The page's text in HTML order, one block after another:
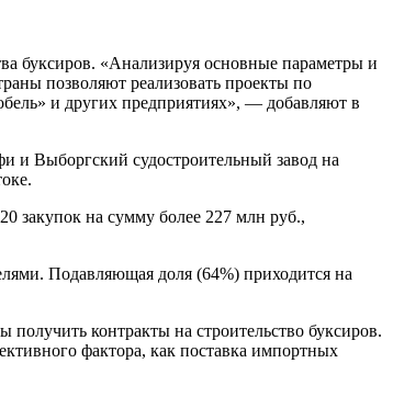
буксиров. «Анализируя основные параметры и
позволяют реализовать проекты по
и других предприятиях», — добавляют в
и Выборгский судостроительный завод на
закупок на сумму более 227 млн руб.,
Подавляющая доля (64%) приходится на
контракты на строительство буксиров.
фактора, как поставка импортных